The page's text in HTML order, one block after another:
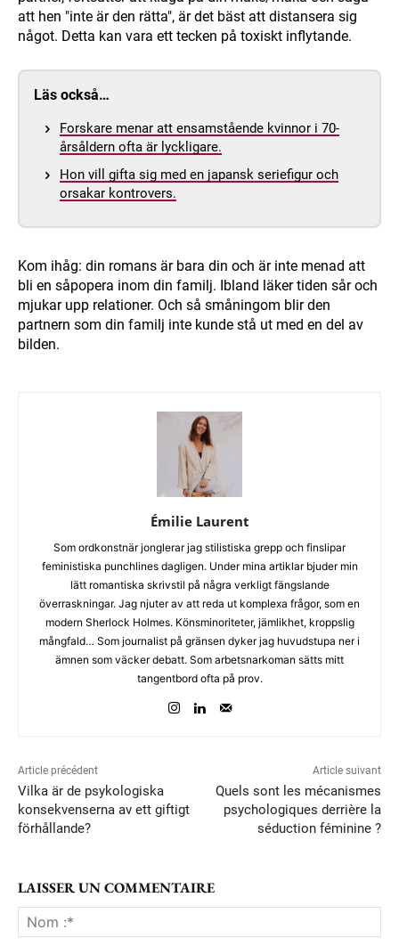
att hen "inte är den rätta", är det bäst att distansera sig
något. Detta kan vara ett tecken på toxiskt inflytande.
Läs också…
Forskare menar att ensamstående kvinnor i 70-
årsåldern ofta är lyckligare.
Hon vill gifta sig med en japansk seriefigur och
orsakar kontrovers.
Kom ihåg: din romans är bara din och är inte menad att
bli en såpopera inom din familj. Ibland läker tiden sår och
mjukar upp relationer. Och så småningom blir den
partnern som din familj inte kunde stå ut med en del av
bilden.
Émilie Laurent
Som ordkonstnär jonglerar jag stilistiska grepp och finslipar
feministiska punchlines dagligen. Under mina artiklar bjuder min
lätt romantiska skrivstil på några verkligt fängslande
överraskningar. Jag njuter av att reda ut komplexa frågor, som en
modern Sherlock Holmes. Könsminoriteter, jämlikhet, kroppslig
mångfald… Som journalist på gränsen dyker jag huvudstupa ner i
ämnen som väcker debatt. Som arbetsnarkoman sätts mitt
tangentbord ofta på prov.
Article précédent
Vilka är de psykologiska
konsekvenserna av ett giftigt
förhållande?
Article suivant
Quels sont les mécanismes
psychologiques derrière la
séduction féminine ?
LAISSER UN COMMENTAIRE
:*